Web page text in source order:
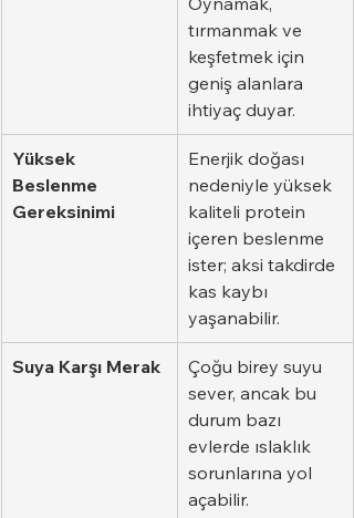
tırmanmak ve
keşfetmek için
geniş alanlara
ihtiyaç duyar.
Yüksek
Beslenme
Gereksinimi
Enerjik doğası
nedeniyle yüksek
kaliteli protein
içeren beslenme
ister; aksi takdirde
kas kaybı
yaşanabilir.
Suya Karşı Merak
Çoğu birey suyu
sever, ancak bu
durum bazı
evlerde ıslaklık
sorunlarına yol
açabilir.